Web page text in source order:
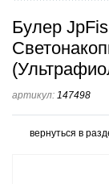
Булер
артикул: 147498
вернуться в